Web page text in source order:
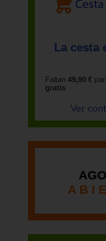
La cesta
Faltan 49,90 €
gratis
Ver
A B I